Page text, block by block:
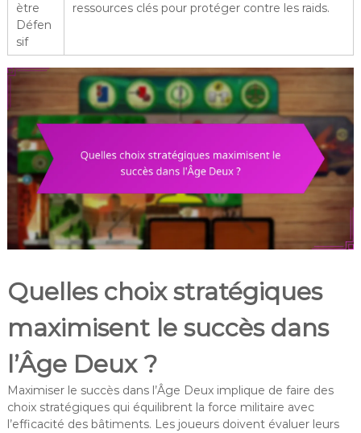
ètre
Défen
sif
ressources clés pour protéger contre les raids.
Quelles choix stratégiques
maximisent le succès dans
l’Âge Deux ?
Maximiser le succès dans l’Âge Deux implique de faire des
choix stratégiques qui équilibrent la force militaire avec
l’efficacité des bâtiments. Les joueurs doivent évaluer leurs